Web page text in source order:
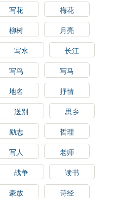
写花
梅花
柳树
月亮
写水
长江
写鸟
写马
地名
抒情
送别
思乡
励志
哲理
写人
老师
战争
读书
豪放
诗经